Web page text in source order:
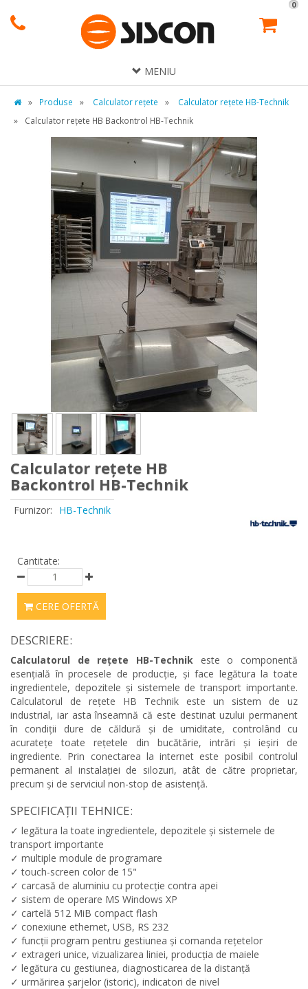
0
MENIU
» Produse » Calculator rețete »
Calculator rețete HB-Technik
»
Calculator rețete HB Backontrol HB-Technik
Calculator rețete HB
Backontrol HB-Technik
Furnizor: HB-Technik
Cantitate:
CERE OFERTĂ
DESCRIERE:
Calculatorul de rețete HB-Technik este o componentă
esențială în procesele de producție, și face legătura la toate
ingredientele, depozitele și sistemele de transport importante.
Calculatorul de rețete HB Technik este un sistem de uz
industrial, iar asta înseamnă că este destinat uzului permanent
în condiții dure de căldură și de umiditate, controlând cu
acuratețe toate rețetele din bucătărie, intrări și ieșiri de
ingrediente. Prin conectarea la internet este posibil controlul
permanent al instalației de silozuri, atât de către proprietar,
precum și de serviciul non-stop de asistență.
SPECIFICAȚII TEHNICE:
✓ legătura la toate ingredientele, depozitele și sistemele de
transport importante
✓ multiple module de programare
✓ touch-screen color de 15"
✓ carcasă de aluminiu cu protecție contra apei
✓ sistem de operare MS Windows XP
✓ cartelă 512 MiB compact flash
✓ conexiune ethernet, USB, RS 232
✓ funcții program pentru gestiunea și comanda rețetelor
✓ extrageri unice, vizualizarea liniei, producția de maiele
✓ legătura cu gestiunea, diagnosticarea de la distanță
✓ urmărirea șarjelor (istoric), indicatori de nivel